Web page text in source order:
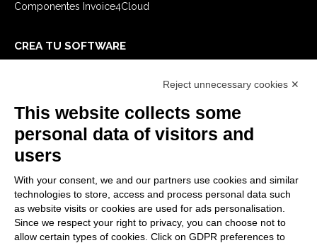
Componentes Invoice4Cloud
CREA TU SOFTWARE
E-Book
LEGALES
Informativas Privacidad
Security Policy
Documentación contractual y RGPD
Reject unnecessary cookies ✕
This website collects some
personal data of visitors and
users
With your consent, we and our partners use cookies and similar
technologies to store, access and process personal data such
as website visits or cookies are used for ads personalisation.
Since we respect your right to privacy, you can choose not to
allow certain types of cookies. Click on GDPR preferences to